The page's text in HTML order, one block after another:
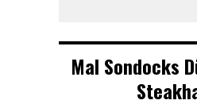
Mal Sondocks